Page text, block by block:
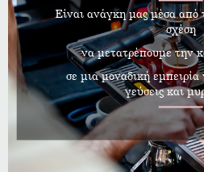
Είναι ανάγκη μας μέσα από
σχέση
να μετατρέπουμε την
σε μια μοναδική
γεύσεις και